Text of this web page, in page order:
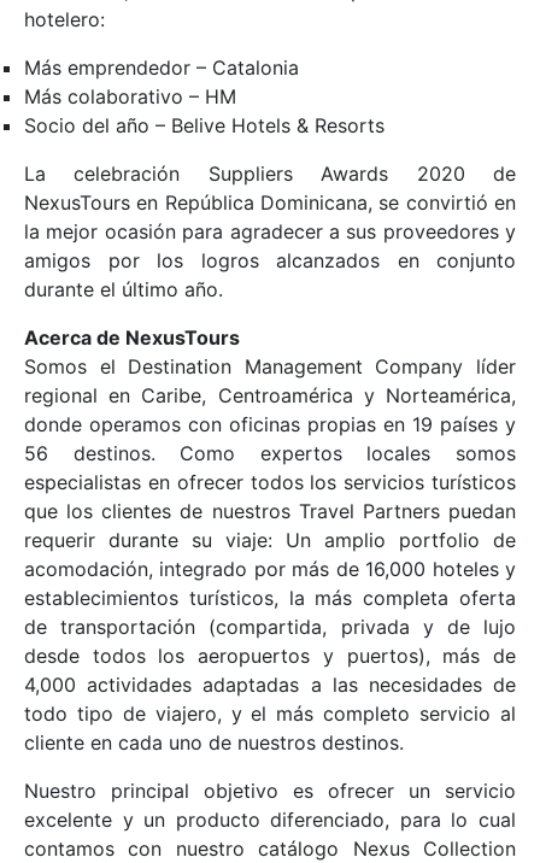
hotelero:
Más emprendedor – Catalonia
Más colaborativo – HM
Socio del año – Belive Hotels & Resorts
La celebración Suppliers Awards 2020 de
NexusTours en República Dominicana, se convirtió en
la mejor ocasión para agradecer a sus proveedores y
amigos por los logros alcanzados en conjunto
durante el último año.
Acerca de NexusTours
Somos el Destination Management Company líder
regional en Caribe, Centroamérica y Norteamérica,
donde operamos con oficinas propias en 19 países y
56 destinos. Como expertos locales somos
especialistas en ofrecer todos los servicios turísticos
que los clientes de nuestros Travel Partners puedan
requerir durante su viaje: Un amplio portfolio de
acomodación, integrado por más de 16,000 hoteles y
establecimientos turísticos, la más completa oferta
de transportación (compartida, privada y de lujo
desde todos los aeropuertos y puertos), más de
4,000 actividades adaptadas a las necesidades de
todo tipo de viajero, y el más completo servicio al
cliente en cada uno de nuestros destinos.
Nuestro principal objetivo es ofrecer un servicio
excelente y un producto diferenciado, para lo cual
contamos con nuestro catálogo Nexus Collection